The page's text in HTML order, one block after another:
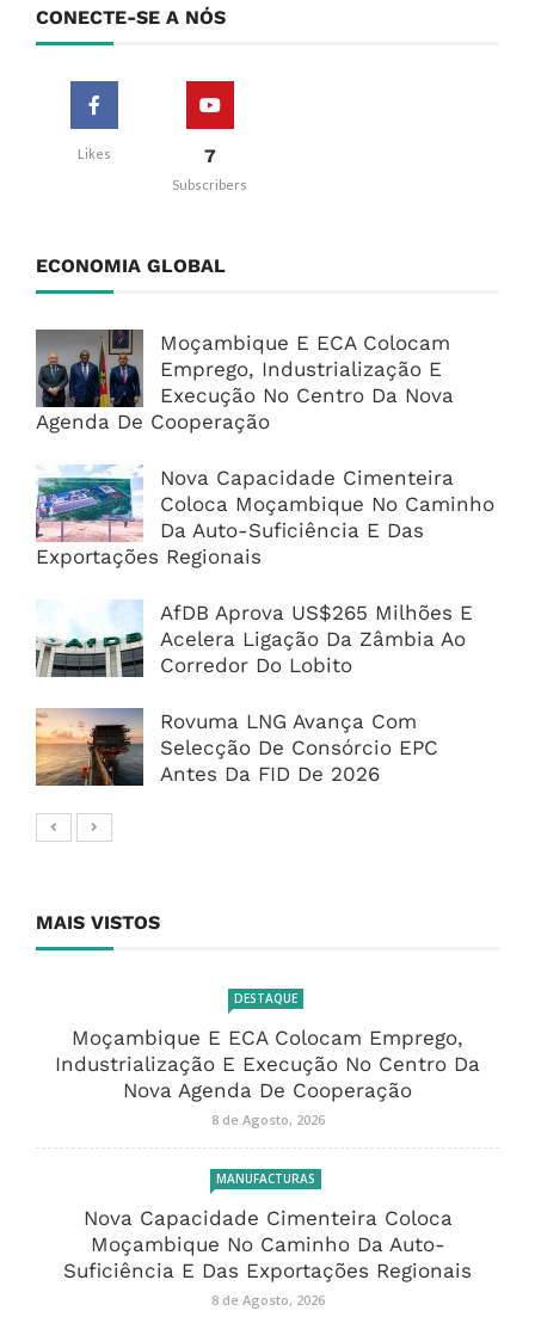
CONECTE-SE A NÓS
Likes 7
Subscribers
ECONOMIA GLOBAL
Moçambique E ECA Colocam
Emprego, Industrialização E
Execução No Centro Da Nova
Agenda De Cooperação
Nova Capacidade Cimenteira
Coloca Moçambique No Caminho
Da Auto-Suficiência E Das
Exportações Regionais
AfDB Aprova US$265 Milhões E
Acelera Ligação Da Zâmbia Ao
Corredor Do Lobito
Rovuma LNG Avança Com
Selecção De Consórcio EPC
Antes Da FID De 2026
MAIS VISTOS
DESTAQUE
Moçambique E ECA Colocam Emprego,
Industrialização E Execução No Centro Da
Nova Agenda De Cooperação
8 de Agosto, 2026
MANUFACTURAS
Nova Capacidade Cimenteira Coloca
Moçambique No Caminho Da Auto-
Suficiência E Das Exportações Regionais
8 de Agosto, 2026